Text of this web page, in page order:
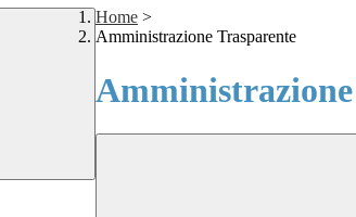
Home >
Amministrazione Trasparente